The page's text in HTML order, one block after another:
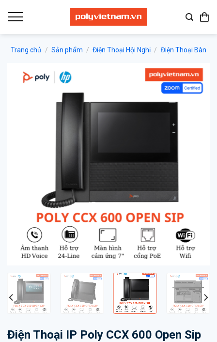
qua
Trang chủ / Sản phẩm / Điện Thoại Hội Nghị / Điện Thoại Bàn
Điện Thoại IP Poly CCX 600 Open Sip